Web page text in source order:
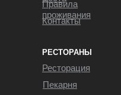
Правила
проживания
Контакты
РЕСТОРАНЫ
Ресторация
Пекарня